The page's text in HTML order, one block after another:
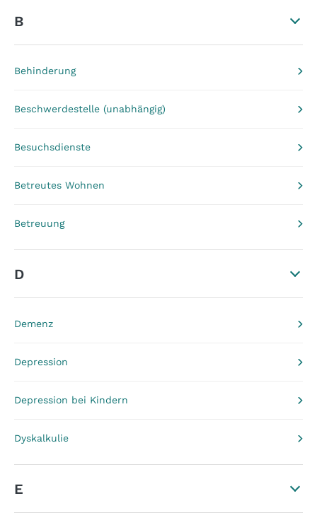
B
Behinderung
Beschwerdestelle (unabhängig)
Besuchsdienste
Betreutes Wohnen
Betreuung
D
Demenz
Depression
Depression bei Kindern
Dyskalkulie
E